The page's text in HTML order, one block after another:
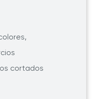
cortados